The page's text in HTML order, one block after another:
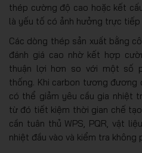
thép cường độ cao hoặc kết
là yếu tố có ảnh hưởng trực tiếp
Các dòng thép sản xuất bằng
đánh giá cao nhờ kết hợp
thuận lợi hơn so với một số
thống. Khi carbon tương
có thể giảm yêu cầu gia nhiệt
từ đó tiết kiệm thời gian chế
cần tuân thủ WPS, PQR, vật
nhiệt đầu vào và kiểm tra không